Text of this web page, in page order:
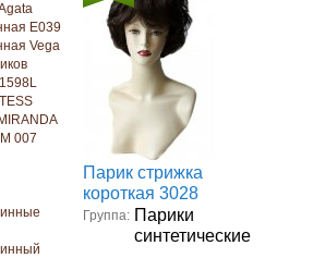
E039
Vega
007
Парик стрижка
короткая 3028
Группа: Парики
синтетические